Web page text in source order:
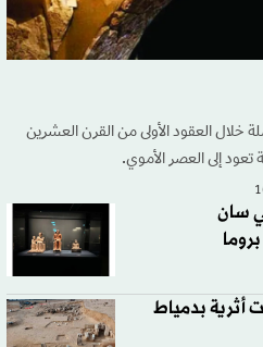
خلال العقود الأولى من القرن العشرين
إلى العصر الأموي.
سان
أثرية بدمياط